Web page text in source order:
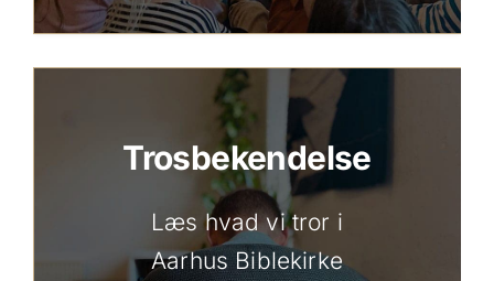
Trosbekendelse
Læs hvad vi tror i
Aarhus Biblekirke